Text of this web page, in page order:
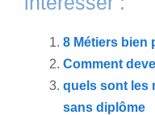
8 Métiers bien
Comment
quels sont les
sans diplôme